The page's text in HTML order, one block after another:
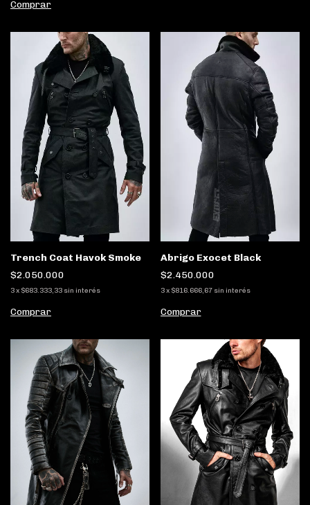
Comprar
Trench Coat Havok Smoke
$2.050.000
3x $683.333,33 sin interés
Comprar
Abrigo Exocet Black
$2.450.000
3 x $816.666,67 sin interés
Comprar